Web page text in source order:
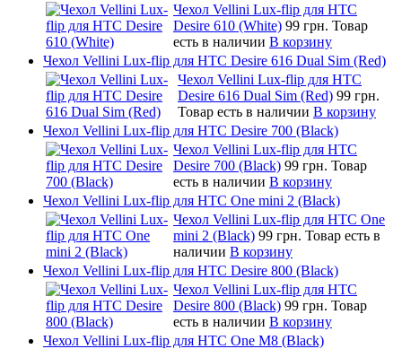
Чехол Vellini Lux-flip для HTC
Desire 610 (White) 99 грн. Товар
есть в наличии В корзину
Чехол Vellini Lux-flip для HTC Desire 616 Dual Sim (Red)
Чехол Vellini Lux-flip для HTC
Desire 616 Dual Sim (Red) 99 грн.
Товар есть в наличии В корзину
Чехол Vellini Lux-flip для HTC Desire 700 (Black)
Чехол Vellini Lux-flip для HTC
Desire 700 (Black) 99 грн. Товар
есть в наличии В корзину
Чехол Vellini Lux-flip для HTC One mini 2 (Black)
Чехол Vellini Lux-flip для HTC One
mini 2 (Black) 99 грн. Товар есть в
наличии В корзину
Чехол Vellini Lux-flip для HTC Desire 800 (Black)
Чехол Vellini Lux-flip для HTC
Desire 800 (Black) 99 грн. Товар
есть в наличии В корзину
Чехол Vellini Lux-flip для HTC One M8 (Black)